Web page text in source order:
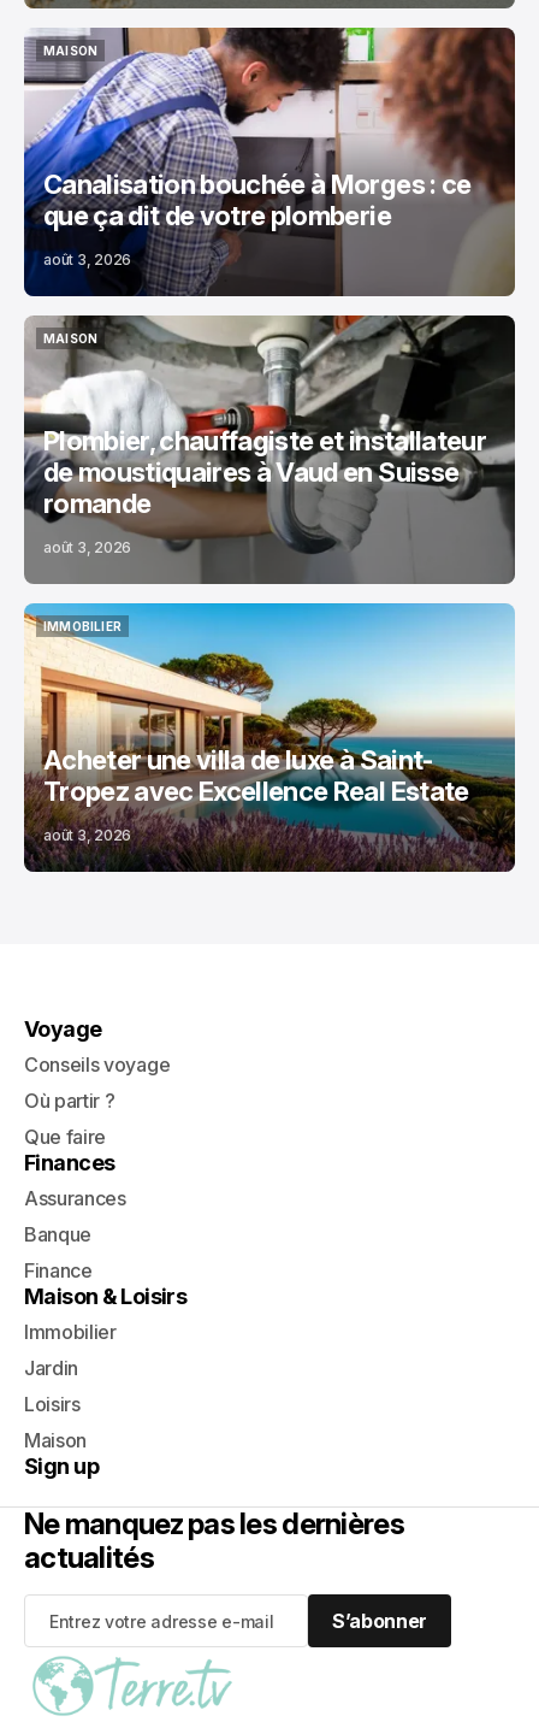
MAISON
MAISON
Canalisation bouchée à Morges : ce
que ça dit de votre plomberie
août 3, 2026
MAISON
MAISON
Plombier, chauffagiste et installateur
de moustiquaires à Vaud en Suisse
romande
août 3, 2026
IMMOBILIER
IMMOBILIER
Acheter une villa de luxe à Saint-
Tropez avec Excellence Real Estate
août 3, 2026
Voyage
Conseils voyage
Où partir ?
Que faire
Finances
Assurances
Banque
Finance
Maison & Loisirs
Immobilier
Jardin
Loisirs
Maison
Sign up
Ne manquez pas les dernières
actualités
S’abonner
S’abonner